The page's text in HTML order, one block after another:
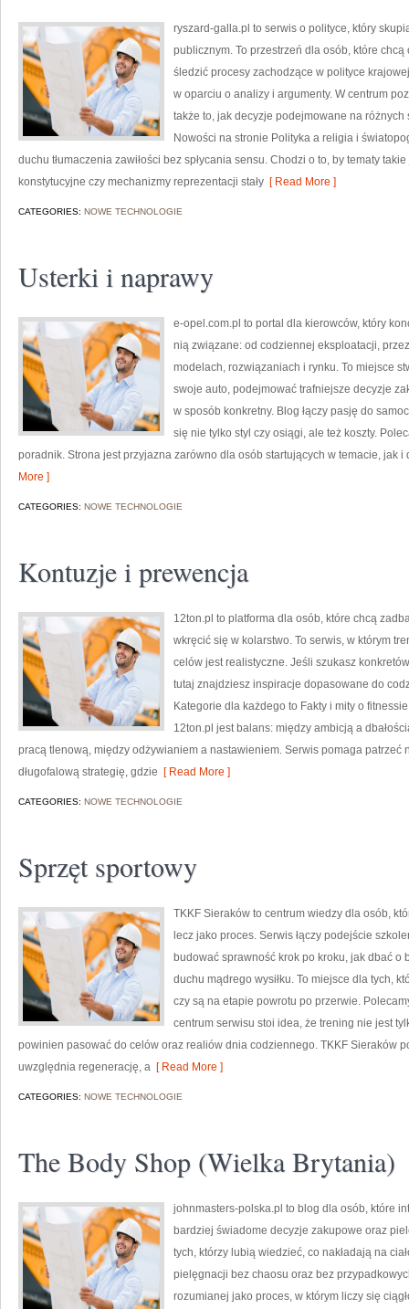
ryszard-galla.pl to serwis o polityce, który
publicznym. To przestrzeń dla osób, które
śledzić procesy zachodzące w polityce
w oparciu o analizy i argumenty. W centrum
także to, jak decyzje podejmowane na
Nowości na stronie Polityka a religia i
duchu tłumaczenia zawiłości bez spłycania sensu. Chodzi o to, by tematy
konstytucyjne czy mechanizmy reprezentacji stały [ Read More ]
CATEGORIES: NOWE TECHNOLOGIE
Usterki i naprawy
e-opel.com.pl to portal dla kierowców, który
nią związane: od codziennej eksploatacji,
modelach, rozwiązaniach i rynku. To miejsce
swoje auto, podejmować trafniejsze decyzje
w sposób konkretny. Blog łączy pasję do
się nie tylko styl czy osiągi, ale też koszty.
poradnik. Strona jest przyjazna zarówno dla osób startujących w temacie, jak
More ]
CATEGORIES: NOWE TECHNOLOGIE
Kontuzje i prewencja
12ton.pl to platforma dla osób, które chcą
wkręcić się w kolarstwo. To serwis, w którym
celów jest realistyczne. Jeśli szukasz
tutaj znajdziesz inspiracje dopasowane do
Kategorie dla każdego to Fakty i mity o
12ton.pl jest balans: między ambicją a
pracą tlenową, między odżywianiem a nastawieniem. Serwis pomaga patrzeć
długofalową strategię, gdzie [ Read More ]
CATEGORIES: NOWE TECHNOLOGIE
Sprzęt sportowy
TKKF Sieraków to centrum wiedzy dla osób,
lecz jako proces. Serwis łączy podejście
budować sprawność krok po kroku, jak dbać
duchu mądrego wysiłku. To miejsce dla tych,
czy są na etapie powrotu po przerwie.
centrum serwisu stoi idea, że trening nie jest
powinien pasować do celów oraz realiów dnia codziennego. TKKF Sieraków
uwzględnia regenerację, a [ Read More ]
CATEGORIES: NOWE TECHNOLOGIE
The Body Shop (Wielka Brytania)
johnmasters-polska.pl to blog dla osób, które
bardziej świadome decyzje zakupowe oraz
tych, którzy lubią wiedzieć, co nakładają na
pielęgnacji bez chaosu oraz bez
rozumianej jako proces, w którym liczy się